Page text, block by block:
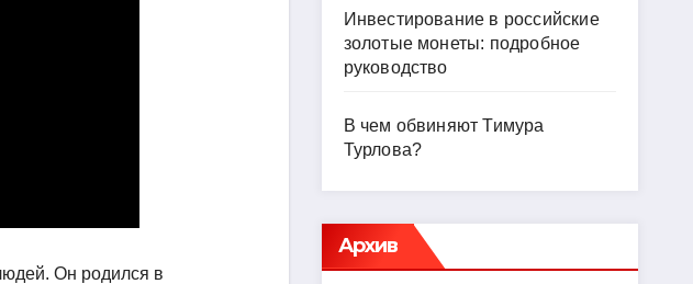
Он родился в
Инвестирование в российские
золотые монеты: подробное
руководство
В чем обвиняют Тимура
Турлова?
Архив